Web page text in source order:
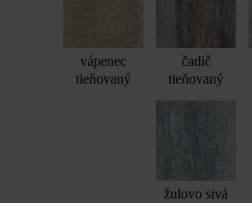
vápenec
tieňovaný
čadič
tieňovaný
žulovo sivá